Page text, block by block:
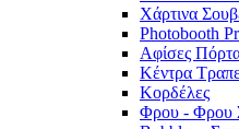
Χάρτινα
Photobooth
Αφίσες
Κέντρα
Κορδέλες
Φρου - Φρου